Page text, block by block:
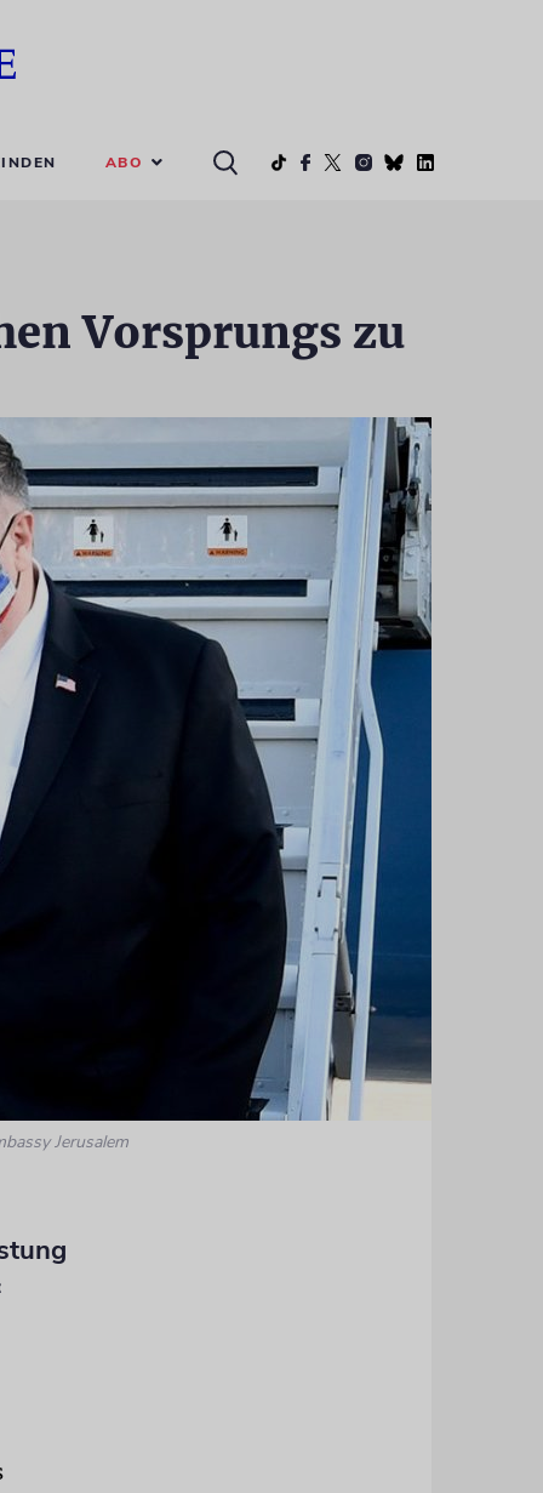
ABO
Vorsprungs zu
Jerusalem